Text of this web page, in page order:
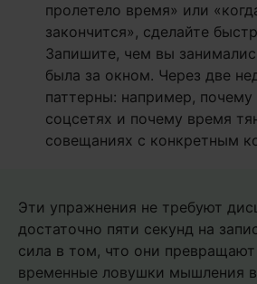
пролетело время» или
закончится», сделайте
Запишите, чем вы
была за окном. Через две
паттерны: например, почему
соцсетях и почему время
совещаниях с конкретным
Эти упражнения не требуют
достаточно пяти секунд на
сила в том, что они
временные ловушки мышления